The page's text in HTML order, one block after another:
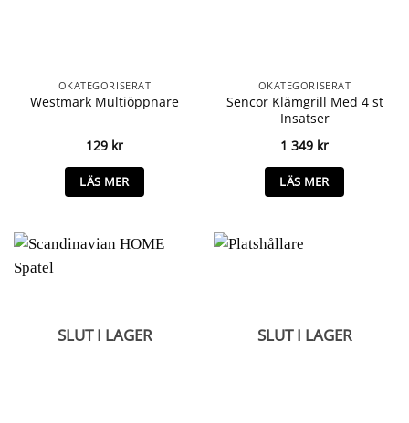
OKATEGORISERAT
Westmark Multiöppnare
129 kr
LÄS MER
OKATEGORISERAT
Sencor Klämgrill Med 4 st
Insatser
1 349 kr
LÄS MER
SLUT I LAGER SLUT I LAGER